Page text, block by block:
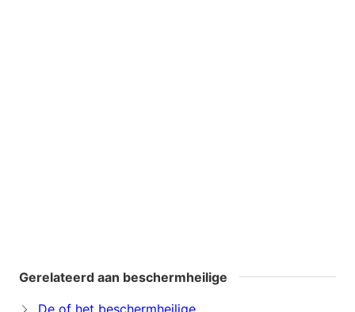
Gerelateerd aan beschermheilige